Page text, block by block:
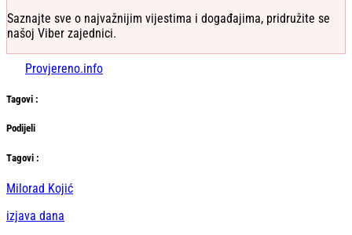
Saznajte sve o najvažnijim vijestima i događajima, pridružite se
našoj Viber zajednici.
Provjereno.info
Tagovi :
Podijeli
Тagovi :
Milorad Kojić
izjava dana